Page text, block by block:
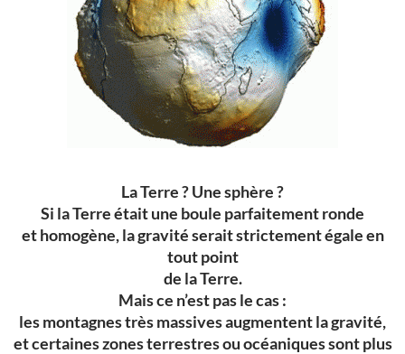
La Terre ? Une sphère ?
Si la Terre était une boule parfaitement ronde
et homogène, la gravité serait strictement égale en
tout point
de la Terre.
Mais ce n’est pas le cas :
les montagnes très massives augmentent la gravité,
et certaines zones terrestres ou océaniques sont plus